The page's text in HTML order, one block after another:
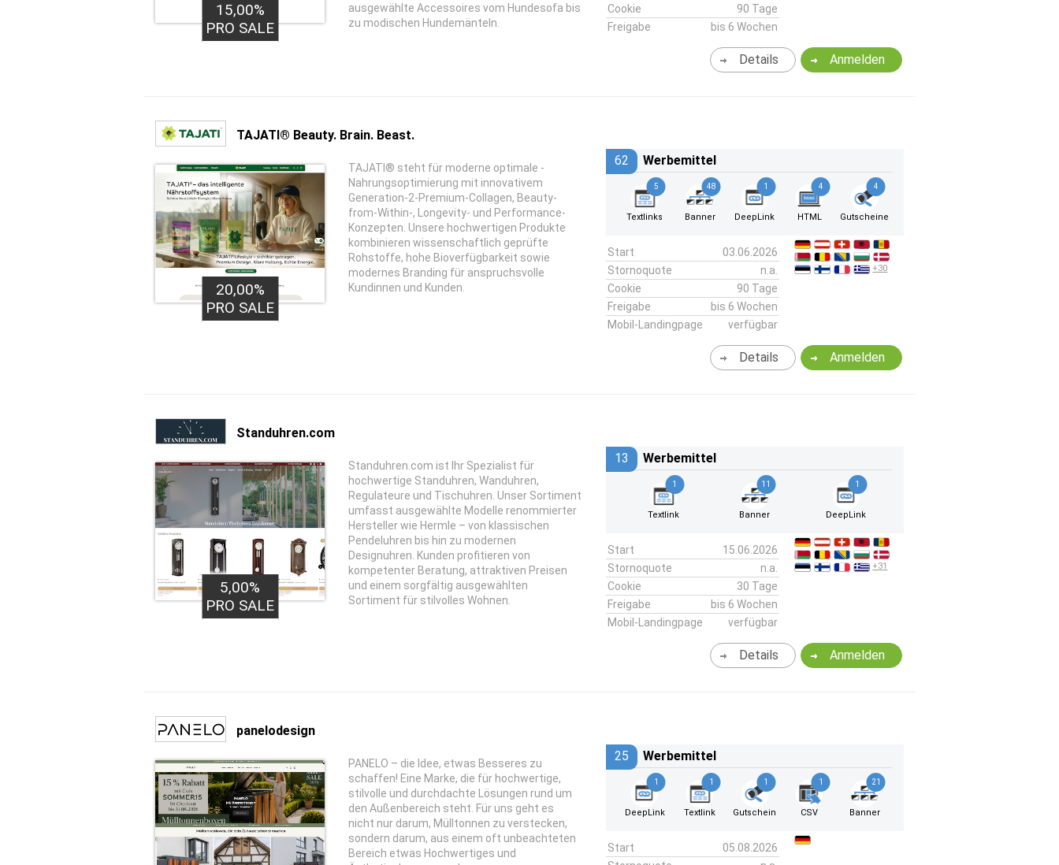
15,00%
PRO SALE
ausgewählte Accessoires vom Hundesofa bis
zu modischen Hundemänteln.
Cookie
90 Tage
Freigabe
bis 6 Wochen
Anmelden
Details
TAJATI® Beauty. Brain. Beast.
20,00%
PRO SALE
TAJATI® steht für moderne optimale -
Nahrungsoptimierung mit innovativem
Generation-2-Premium-Collagen, Beauty-
from-Within-, Longevity- und Performance-
Konzepten. Unsere hochwertigen Produkte
kombinieren wissenschaftlich geprüfte
Rohstoffe, hohe Bioverfügbarkeit sowie
modernes Branding für anspruchsvolle
Kundinnen und Kunden.
62 Werbemittel
5
Textlinks
48
Banner
1
DeepLink
4
HTML
4
Gutscheine
Start
03.06.2026
Stornoquote
n.a.
Cookie
90 Tage
Freigabe
bis 6 Wochen
Mobil-Landingpage
verfügbar
+30
Anmelden
Details
Standuhren.com
5,00%
PRO SALE
Standuhren.com ist Ihr Spezialist für
hochwertige Standuhren, Wanduhren,
Regulateure und Tischuhren. Unser Sortiment
umfasst ausgewählte Modelle renommierter
Hersteller wie Hermle – von klassischen
Pendeluhren bis hin zu modernen
Designuhren. Kunden profitieren von
kompetenter Beratung, attraktiven Preisen
und einem sorgfältig ausgewählten
Sortiment für stilvolles Wohnen.
13 Werbemittel
1
Textlink
11
Banner
1
DeepLink
Start
15.06.2026
Stornoquote
n.a.
Cookie
30 Tage
Freigabe
bis 6 Wochen
Mobil-Landingpage
verfügbar
+31
Anmelden
Details
panelodesign
PANELO – die Idee, etwas Besseres zu
schaffen! Eine Marke, die für hochwertige,
stilvolle und durchdachte Lösungen rund um
den Außenbereich steht. Für uns geht es
nicht nur darum, Mülltonnen zu verstecken,
sondern darum, aus einem oft unbeachteten
Bereich etwas Hochwertiges und
25 Werbemittel
1
DeepLink
1
Textlink
1
Gutschein
1
CSV
21
Banner
Start
05.08.2026